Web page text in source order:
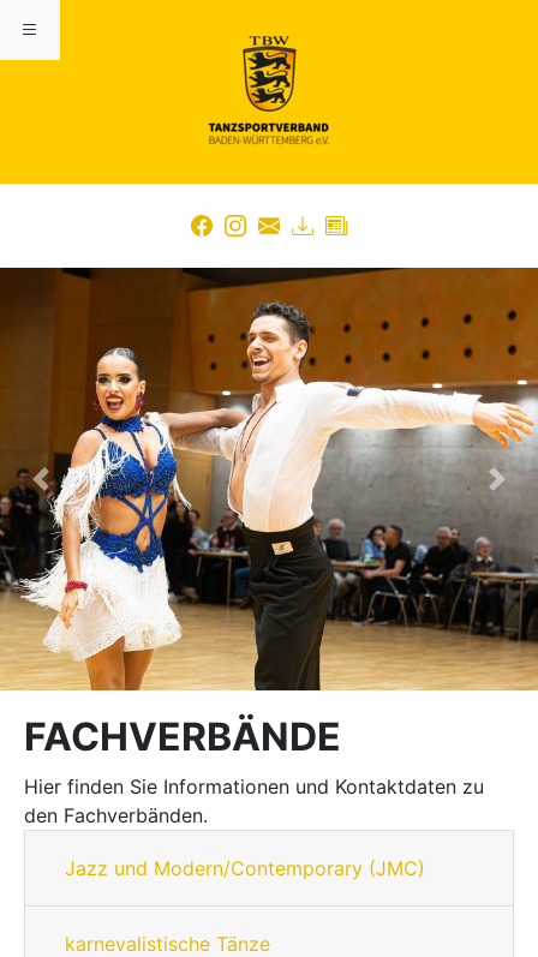
Previous Next
FACHVERBÄNDE
Hier finden Sie Informationen und Kontaktdaten zu
den Fachverbänden.
Jazz und Modern/Contemporary (JMC)
karnevalistische Tänze